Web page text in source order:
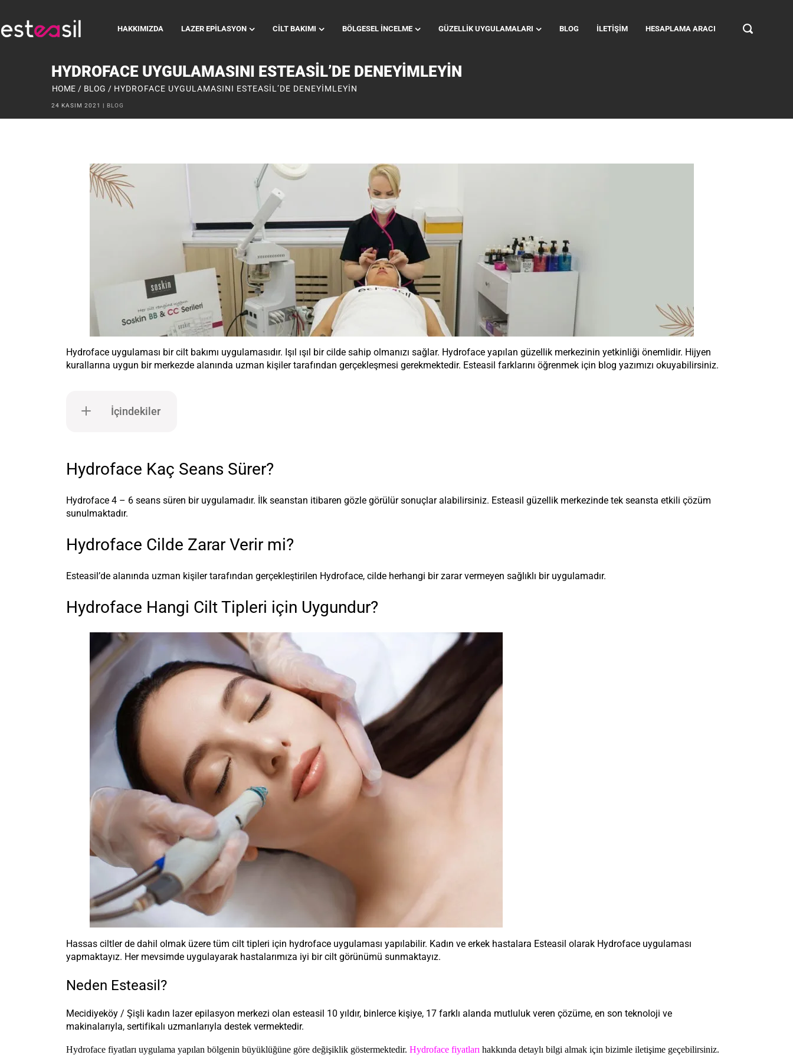
HAKKIMIZDA LAZER EPILASYON CILT BAKIMI BÖLGESEL İNCELME GÜZELLIK UYGULAMALARI BLOG İLETIŞIM HESAPLAMA ARACI
HYDROFACE UYGULAMASINI ESTEASIL’DE DENEYIMLEYIN
HOME / BLOG / HYDROFACE UYGULAMASINI ESTEASIL’DE DENEYIMLEYIN
24 KASIM 2021 BLOG
Hydroface uygulaması bir cilt bakımı uygulamasıdır. Işıl ışıl bir cilde sahip olmanızı sağlar. Hydroface yapılan güzellik merkezinin yetkinliği önemlidir. Hijyen
kurallarına uygun bir merkezde alanında uzman kişiler tarafından gerçekleşmesi gerekmektedir. Esteasil farklarını öğrenmek için blog yazımızı okuyabilirsiniz.
İçindekiler
Hydroface Kaç Seans Sürer?
Hydroface 4 – 6 seans süren bir uygulamadır. İlk seanstan itibaren gözle görülür sonuçlar alabilirsiniz. Esteasil güzellik merkezinde tek seansta etkili çözüm
sunulmaktadır.
Hydroface Cilde Zarar Verir mi?
Esteasil’de alanında uzman kişiler tarafından gerçekleştirilen Hydroface, cilde herhangi bir zarar vermeyen sağlıklı bir uygulamadır.
Hydroface Hangi Cilt Tipleri için Uygundur?
Hassas ciltler de dahil olmak üzere tüm cilt tipleri için hydroface uygulaması yapılabilir. Kadın ve erkek hastalara Esteasil olarak Hydroface uygulaması
yapmaktayız. Her mevsimde uygulayarak hastalarımıza iyi bir cilt görünümü sunmaktayız.
Neden Esteasil?
Mecidiyeköy / Şişli kadın lazer epilasyon merkezi olan esteasil 10 yıldır, binlerce kişiye, 17 farklı alanda mutluluk veren çözüme, en son teknoloji ve
makinalarıyla, sertifikalı uzmanlarıyla destek vermektedir.
Hydroface fiyatları uygulama yapılan bölgenin büyüklüğüne göre değişiklik göstermektedir. Hydroface fiyatları hakkında detaylı bilgi almak için bizimle iletişime geçebilirsiniz.